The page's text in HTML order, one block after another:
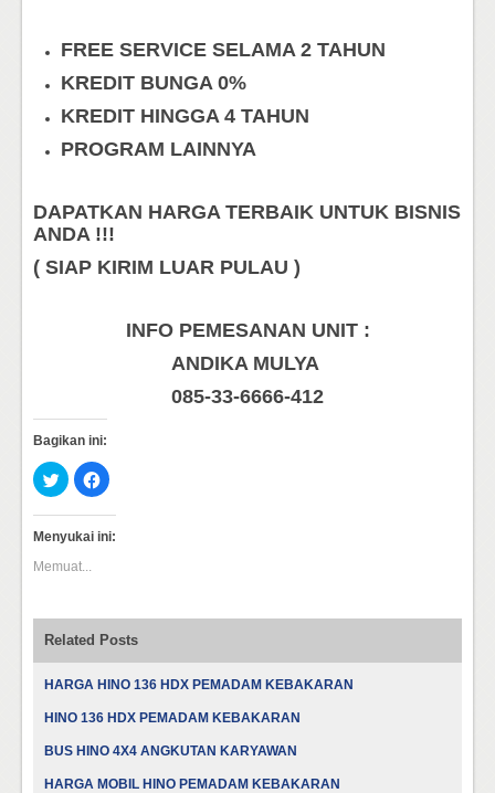
FREE SERVICE SELAMA 2 TAHUN
KREDIT BUNGA 0%
KREDIT HINGGA 4 TAHUN
PROGRAM LAINNYA
DAPATKAN HARGA TERBAIK UNTUK BISNIS
ANDA !!!
( SIAP KIRIM LUAR PULAU )
INFO PEMESANAN UNIT :
ANDIKA MULYA
085-33-6666-412
Bagikan ini:
Klik
untuk
berbagi
pada
Twitter(Membuka
di
yang
Klik
untuk
di
Facebook(Membuka
di
Menyukai ini:
Memuat...
Related Posts
HARGA HINO 136 HDX PEMADAM KEBAKARAN
HINO 136 HDX PEMADAM KEBAKARAN
BUS HINO 4X4 ANGKUTAN KARYAWAN
HARGA MOBIL HINO PEMADAM KEBAKARAN